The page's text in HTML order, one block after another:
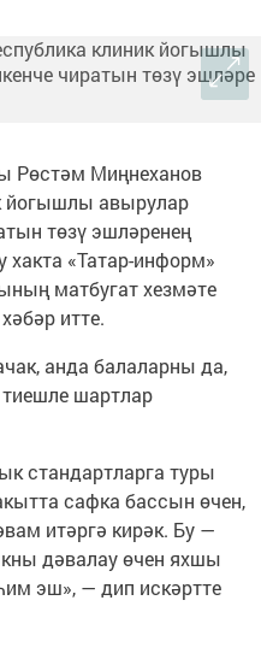
Рөстәм Миңнеханов
йогышлы авырулар
төзү эшләренең
«Татар-информ»
матбугат хезмәте
итте.
анда балаларны да,
шартлар
стандартларга туры
сафка бассын өчен,
итәргә кирәк. Бу —
дәвалау өчен яхшы
эш», — дип искәртте